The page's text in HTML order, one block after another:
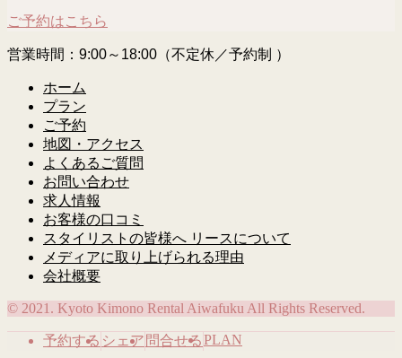
ご予約はこちら
営業時間：9:00～18:00（不定休／予約制 ）
ホーム
プラン
ご予約
地図・アクセス
よくあるご質問
お問い合わせ
求人情報
お客様の口コミ
スタイリストの皆様へ リースについて
メディアに取り上げられる理由
会社概要
© 2021. Kyoto Kimono Rental Aiwafuku All Rights Reserved.
予約する シェア 問合せるPLAN